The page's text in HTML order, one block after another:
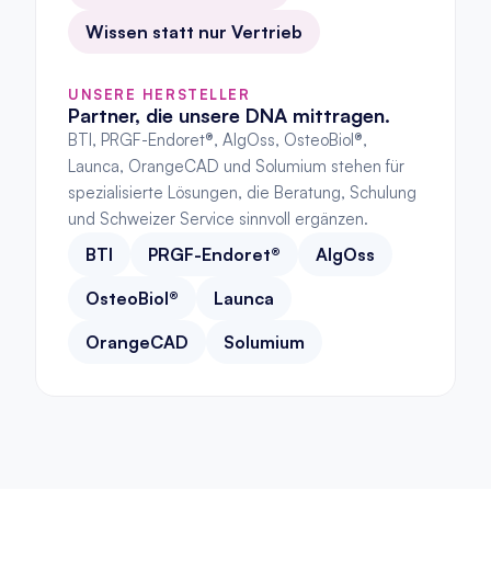
Wissen statt nur Vertrieb
UNSERE HERSTELLER
Partner, die unsere DNA mittragen.
BTI, PRGF-Endoret®, AlgOss, OsteoBiol®,
Launca, OrangeCAD und Solumium stehen für
spezialisierte Lösungen, die Beratung, Schulung
und Schweizer Service sinnvoll ergänzen.
BTI PRGF-Endoret®
AlgOss
OsteoBiol®
Launca
OrangeCAD
Solumium